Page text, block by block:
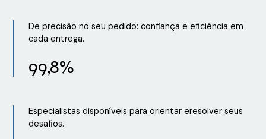
De precisão no seu pedido: confiança e eficiência em
cada entrega.
99,8%
Especialistas disponíveis para orientar eresolver seus
desafios.